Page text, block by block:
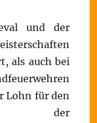
und der
als auch bei
Lohn für den
der